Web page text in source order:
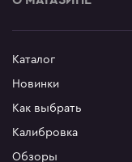
Каталог
Новинки
Как выбрать
Калибровка
Обзоры